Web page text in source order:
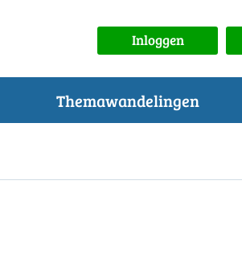
Inloggen
Themawandelingen